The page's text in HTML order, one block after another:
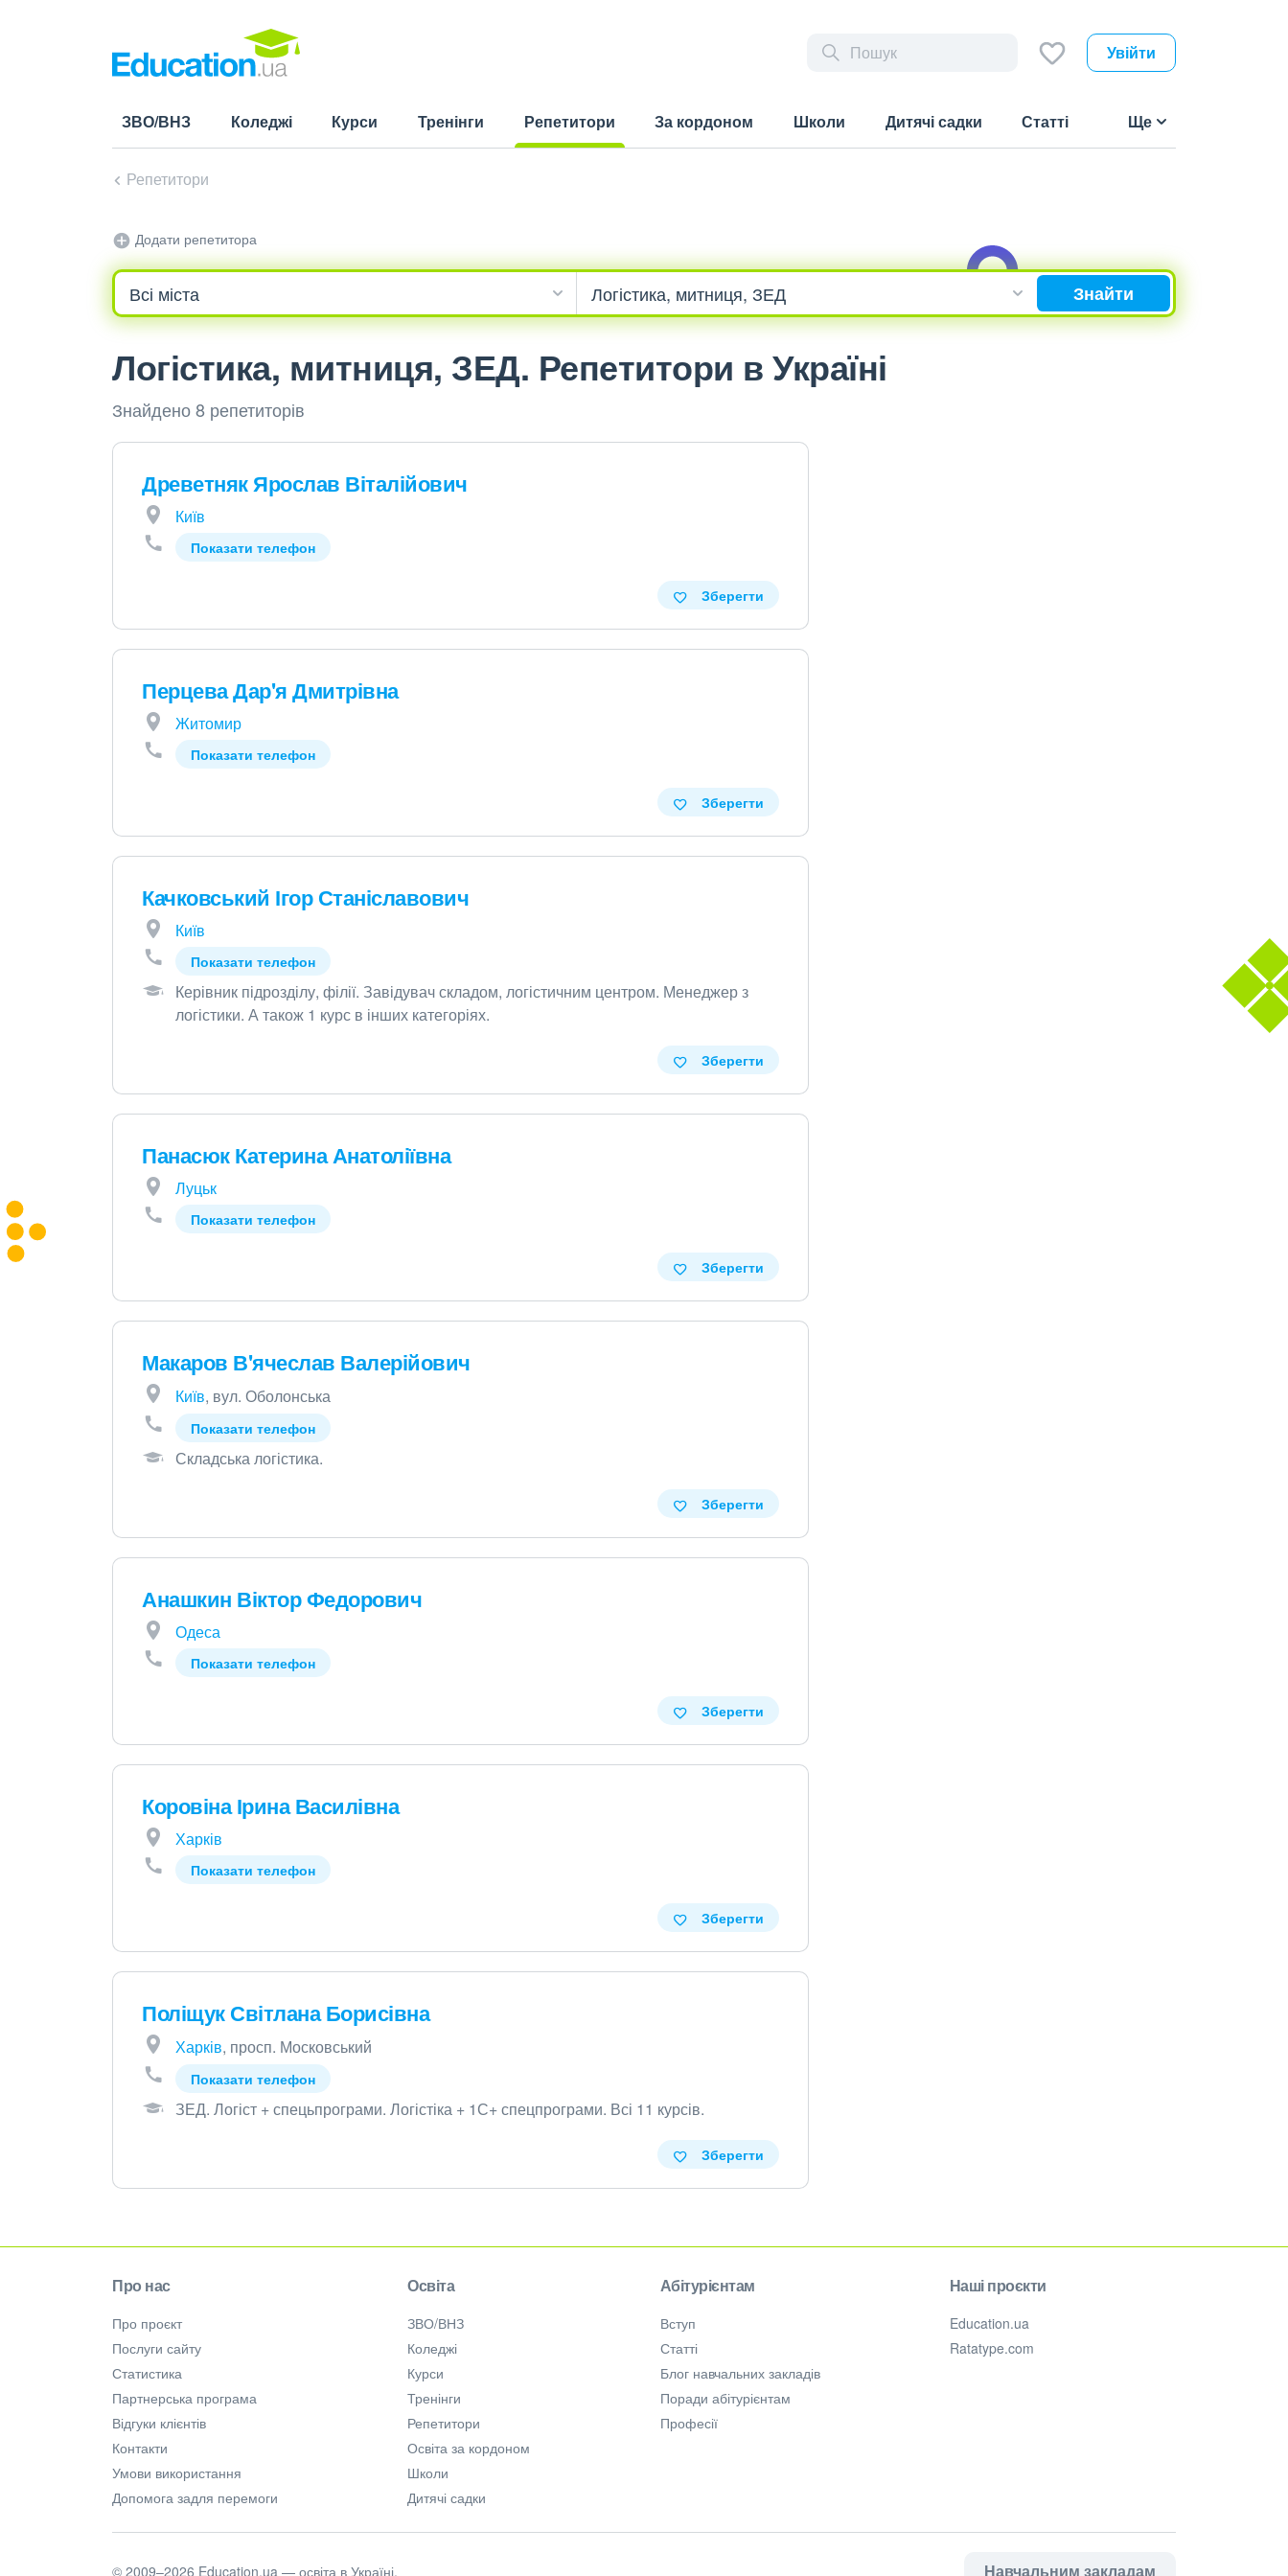
Увійти
ЗВО/ВНЗ Коледжі Курси Тренінги
Репетитори
За кордоном Школи Дитячі садки Статті Ще
Репетитори
Додати репетитора
Знайти
Логістика, митниця, ЗЕД. Репетитори в Україні
Знайдено 8 репетиторів
Древетняк Ярослав Віталійович
Київ
Показати телефон
Зберегти
Перцева Дар'я Дмитрівна
Житомир
Показати телефон
Зберегти
Качковський Ігор Станіславович
Київ
Показати телефон
Керівник підрозділу, філії. Завідувач складом, логістичним центром. Менеджер з
логістики. А також 1 курс в інших категоріях.
Зберегти
Панасюк Катерина Анатоліївна
Луцьк
Показати телефон
Зберегти
Макаров В'ячеслав Валерійович
Київ, вул. Оболонська
Показати телефон
Складська логістика.
Зберегти
Анашкин Віктор Федорович
Одеса
Показати телефон
Зберегти
Коровіна Ірина Василівна
Харків
Показати телефон
Зберегти
Поліщук Світлана Борисівна
Харків, просп. Московський
Показати телефон
ЗЕД. Логіст + спецьпрограми. Логістіка + 1С+ спецпрограми. Всі 11 курсів.
Зберегти
Про нас
Про проєкт
Послуги сайту
Статистика
Партнерська програма
Відгуки клієнтів
Контакти
Умови використання
Допомога задля перемоги
Освіта
ЗВО/ВНЗ
Коледжі
Курси
Тренінги
Репетитори
Освіта за кордоном
Школи
Дитячі садки
Абітурієнтам
Вступ
Статті
Блог навчальних закладів
Поради абітурієнтам
Професії
Наші проєкти
Education.ua
Ratatype.com
Навчальним закладам
© 2009–2026 Education.ua — освіта в Україні.